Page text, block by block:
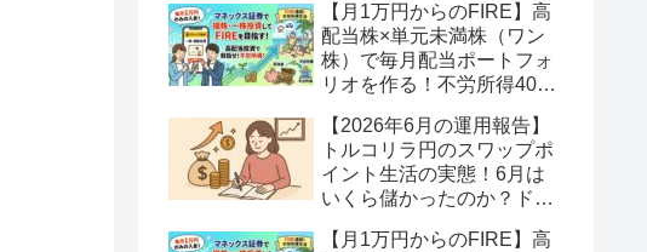
へ一歩進んだ？
【月1万円からのFIRE】高
配当株×単元未満株（ワン
株）で毎月配当ポートフォ
リオを作る！不労所得400
回】
【2026年6月の運用報告】
トルコリラ円のスワップポ
イント生活の実態！6月は
いくら儲かったのか？ドル
【月1万円からのFIRE】高